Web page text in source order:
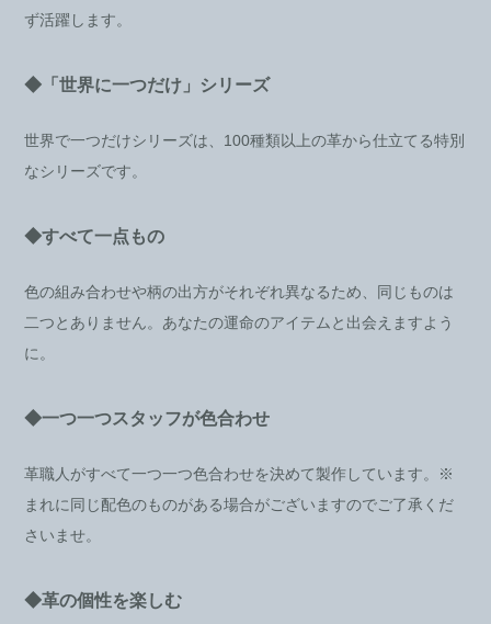
ず活躍します。
◆「世界に一つだけ」シリーズ
世界で一つだけシリーズは、100種類以上の革から仕立てる特別
なシリーズです。
◆すべて一点もの
色の組み合わせや柄の出方がそれぞれ異なるため、同じものは
二つとありません。あなたの運命のアイテムと出会えますよう
に。
◆一つ一つスタッフが色合わせ
革職人がすべて一つ一つ色合わせを決めて製作しています。※
まれに同じ配色のものがある場合がございますのでご了承くだ
さいませ。
◆革の個性を楽しむ